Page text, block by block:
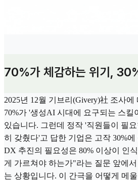
70%가 체감하는 위기,
2025년 12월 기브리(Givery)社 조사
70%가 '생성AI 시대에 요구되는 스킬
있습니다. 그런데 정작 '직원들이 필
히 갖췄다'고 답한 기업은 고작 30%에
DX 추진의 필요성은 80% 이상이 인
게 가르쳐야 하는가"라는 질문 앞에
는 상황입니다. 이 간극을 어떻게 메